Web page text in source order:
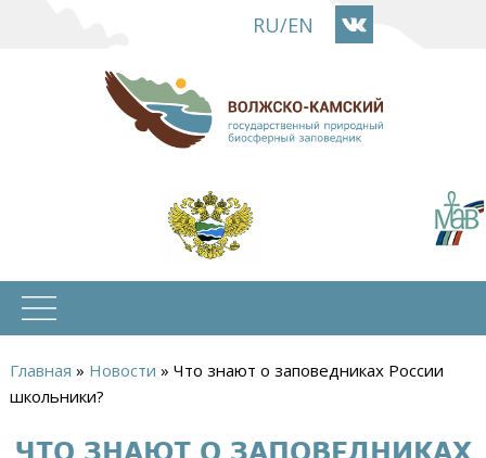
основному
содержанию
RU/EN
Вы
здесь
Главная » Новости » Что знают о заповедниках России
школьники?
ЧТО ЗНАЮТ О ЗАПОВЕДНИКАХ